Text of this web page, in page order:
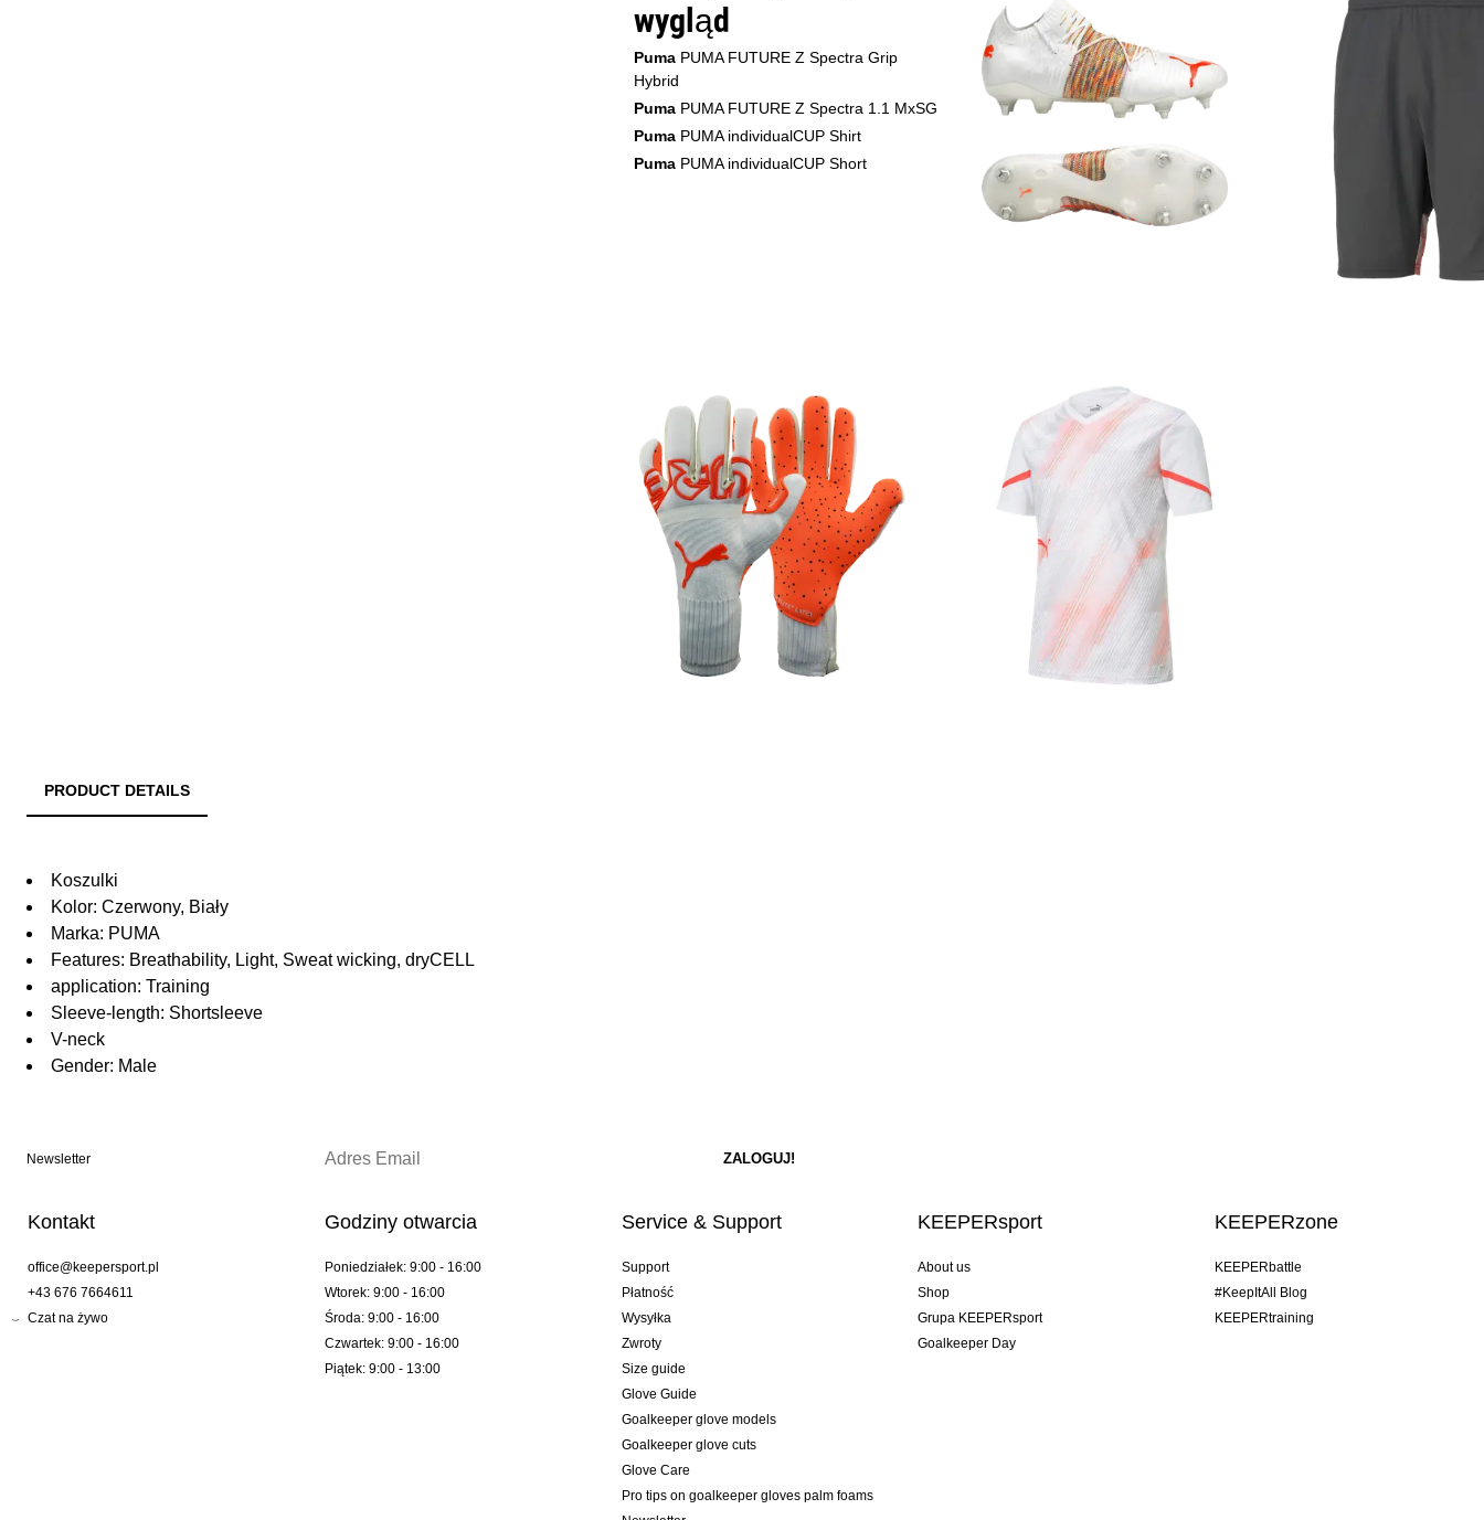
wygląd
Puma PUMA FUTURE Z Spectra Grip
Hybrid
Puma PUMA FUTURE Z Spectra 1.1 MxSG
Puma PUMA individualCUP Shirt
Puma PUMA individualCUP Short
PRODUCT DETAILS
Koszulki
Kolor: Czerwony, Biały
Marka: PUMA
Features: Breathability, Light, Sweat wicking, dryCELL
application: Training
Sleeve-length: Shortsleeve
V-neck
Gender: Male
Newsletter
Kontakt
office@keepersport.pl
+43 676 7664611
Czat na żywo
Godziny otwarcia
Poniedziałek: 9:00 - 16:00
Wtorek: 9:00 - 16:00
Środa: 9:00 - 16:00
Czwartek: 9:00 - 16:00
Piątek: 9:00 - 13:00
Service & Support
Support
Płatność
Wysyłka
Zwroty
Size guide
Glove Guide
Goalkeeper glove models
Goalkeeper glove cuts
Glove Care
Pro tips on goalkeeper gloves palm foams
KEEPERsport
About us
Shop
Grupa KEEPERsport
Goalkeeper Day
KEEPERzone
KEEPERbattle
#KeepItAll Blog
KEEPERtraining